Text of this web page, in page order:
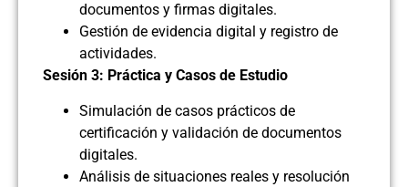
documentos y firmas digitales.
Gestión de evidencia digital y registro de
actividades.
Sesión 3: Práctica y Casos de Estudio
Simulación de casos prácticos de
certificación y validación de documentos
digitales.
Análisis de situaciones reales y resolución